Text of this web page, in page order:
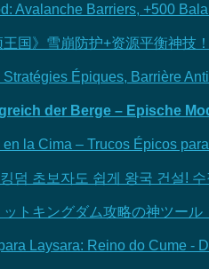
Avalanche Barriers, +500
王国》雪崩防护+资源平衡神技
Stratégies Épiques, Barrière
der Berge – Epische
en la Cima – Trucos Épicos
덤 초보자도 쉽게 왕국 건설!
ットキングダム攻略の神ツー
Laysara: Reino do Cume -